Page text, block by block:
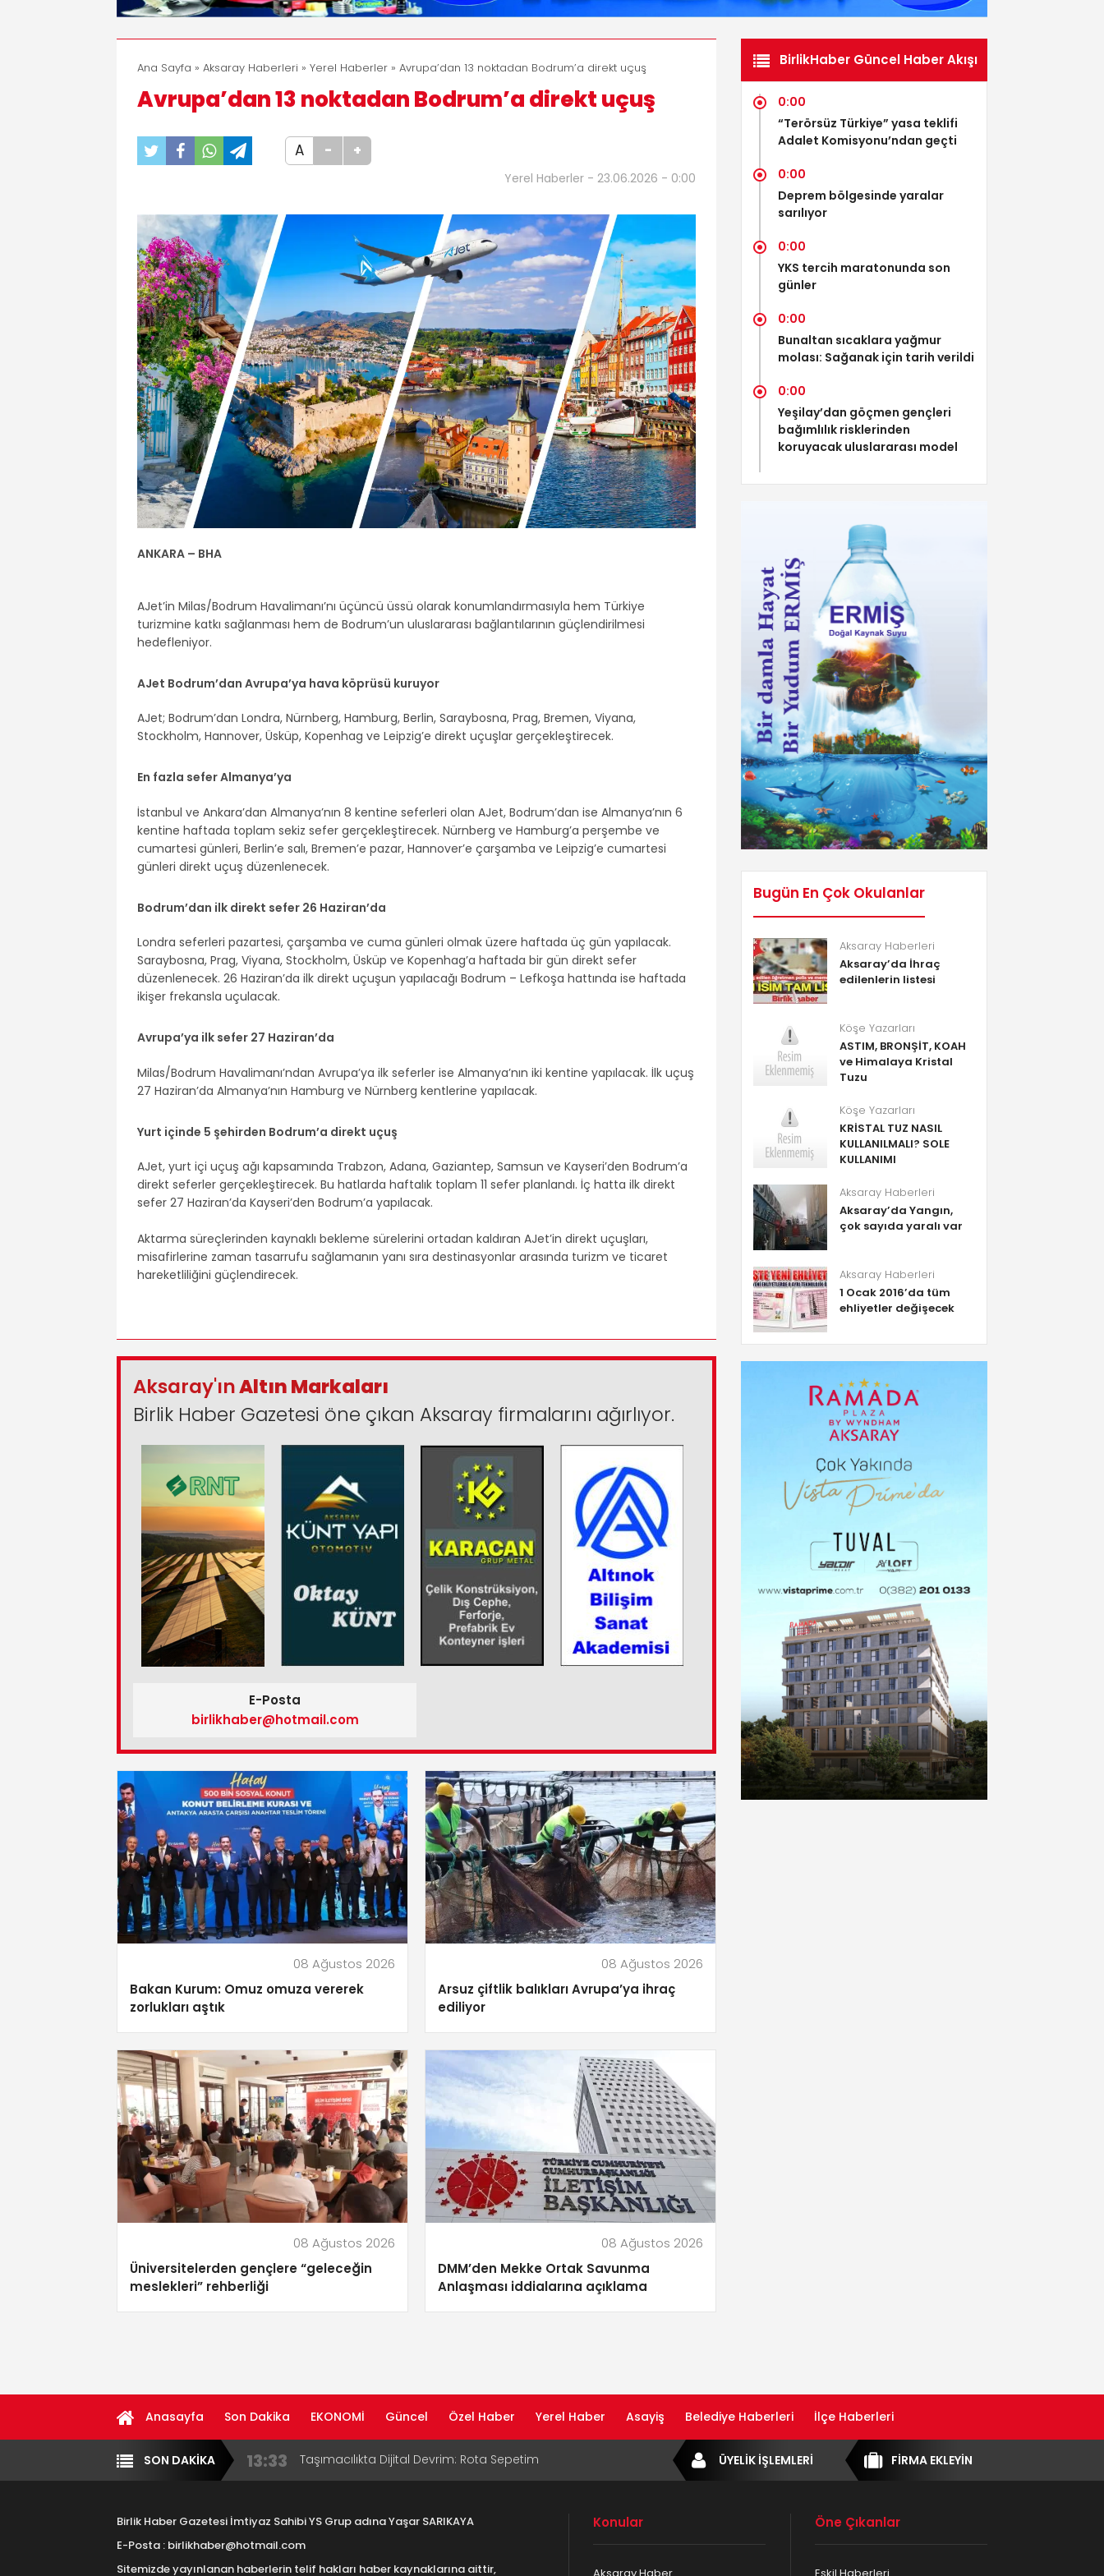
Ana Sayfa » Aksaray Haberleri » Yerel Haberler » Avrupa’dan 13 noktadan Bodrum’a direkt uçuş
Avrupa’dan 13 noktadan Bodrum’a direkt uçuş
A - +
Yerel Haberler - 23.06.2026 - 0:00
ANKARA – BHA
AJet’in Milas/Bodrum Havalimanı’nı üçüncü üssü olarak konumlandırmasıyla hem Türkiye
turizmine katkı sağlanması hem de Bodrum’un uluslararası bağlantılarının güçlendirilmesi
hedefleniyor.
AJet Bodrum’dan Avrupa’ya hava köprüsü kuruyor
AJet; Bodrum’dan Londra, Nürnberg, Hamburg, Berlin, Saraybosna, Prag, Bremen, Viyana,
Stockholm, Hannover, Üsküp, Kopenhag ve Leipzig’e direkt uçuşlar gerçekleştirecek.
En fazla sefer Almanya’ya
İstanbul ve Ankara’dan Almanya’nın 8 kentine seferleri olan AJet, Bodrum’dan ise Almanya’nın 6
kentine haftada toplam sekiz sefer gerçekleştirecek. Nürnberg ve Hamburg’a perşembe ve
cumartesi günleri, Berlin’e salı, Bremen’e pazar, Hannover’e çarşamba ve Leipzig’e cumartesi
günleri direkt uçuş düzenlenecek.
Bodrum’dan ilk direkt sefer 26 Haziran’da
Londra seferleri pazartesi, çarşamba ve cuma günleri olmak üzere haftada üç gün yapılacak.
Saraybosna, Prag, Viyana, Stockholm, Üsküp ve Kopenhag’a haftada bir gün direkt sefer
düzenlenecek. 26 Haziran’da ilk direkt uçuşun yapılacağı Bodrum – Lefkoşa hattında ise haftada
ikişer frekansla uçulacak.
Avrupa’ya ilk sefer 27 Haziran’da
Milas/Bodrum Havalimanı’ndan Avrupa’ya ilk seferler ise Almanya’nın iki kentine yapılacak. İlk uçuş
27 Haziran’da Almanya’nın Hamburg ve Nürnberg kentlerine yapılacak.
Yurt içinde 5 şehirden Bodrum’a direkt uçuş
AJet, yurt içi uçuş ağı kapsamında Trabzon, Adana, Gaziantep, Samsun ve Kayseri’den Bodrum’a
direkt seferler gerçekleştirecek. Bu hatlarda haftalık toplam 11 sefer planlandı. İç hatta ilk direkt
sefer 27 Haziran’da Kayseri’den Bodrum’a yapılacak.
Aktarma süreçlerinden kaynaklı bekleme sürelerini ortadan kaldıran AJet’in direkt uçuşları,
misafirlerine zaman tasarrufu sağlamanın yanı sıra destinasyonlar arasında turizm ve ticaret
hareketliliğini güçlendirecek.
Aksaray'ınAltın Markaları
Birlik Haber Gazetesi öne çıkan Aksaray firmalarını ağırlıyor.
E-Posta
birlikhaber@hotmail.com
08 Ağustos 2026
Bakan Kurum: Omuz omuza vererek
zorlukları aştık
08 Ağustos 2026
Arsuz çiftlik balıkları Avrupa’ya ihraç
ediliyor
08 Ağustos 2026
Üniversitelerden gençlere “geleceğin
meslekleri” rehberliği
08 Ağustos 2026
DMM’den Mekke Ortak Savunma
Anlaşması iddialarına açıklama
BirlikHaber Güncel Haber Akışı
0:00
“Terörsüz Türkiye” yasa teklifi
Adalet Komisyonu’ndan geçti
0:00
Deprem bölgesinde yaralar
sarılıyor
0:00
YKS tercih maratonunda son
günler
0:00
Bunaltan sıcaklara yağmur
molası: Sağanak için tarih verildi
0:00
Yeşilay’dan göçmen gençleri
bağımlılık risklerinden
koruyacak uluslararası model
Bugün En Çok Okulanlar
Aksaray Haberleri
Aksaray’da İhraç
edilenlerin listesi
Köşe Yazarları
ASTIM, BRONŞİT, KOAH
ve Himalaya Kristal
Tuzu
Köşe Yazarları
KRİSTAL TUZ NASIL
KULLANILMALI? SOLE
KULLANIMI
Aksaray Haberleri
Aksaray’da Yangın,
çok sayıda yaralı var
Aksaray Haberleri
1 Ocak 2016’da tüm
ehliyetler değişecek
Anasayfa Son Dakika EKONOMİ Güncel Özel Haber Yerel Haber Asayiş Belediye Haberleri İlçe Haberleri
Yazarlar Diğer
SON DAKİKA 17:15
Aksaray OSB Bölge Müdürü Makam Koltuğunu
Çocuklara Bıraktı
Aramalarında Öne Çıkın
8:23 Aksaray Esnaf Rehberi Hizmete Girdi
FİRMA EKLEYİN
ÜYELİK İŞLEMLERİ
Birlik Haber Gazetesi İmtiyaz Sahibi YS Grup adına Yaşar SARIKAYA
E-Posta : birlikhaber@hotmail.com
Sitemizde yayınlanan haberlerin telif hakları haber kaynaklarına aittir,
Konular Öne Çıkanlar